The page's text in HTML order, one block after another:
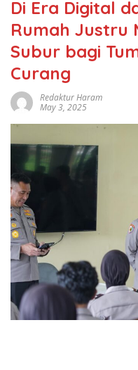
Di Era Digital
Rumah Justru
Subur bagi
Curang
Redaktur Haram
May 3, 2025